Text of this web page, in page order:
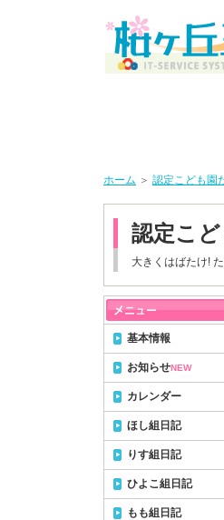
ホーム ＞ 認定こども園
認定こ
大きくはばたけ!
基本情報
お知らせNEW
カレンダー
ほし組日記
りす組日記
ひよこ組日記
もも組日記